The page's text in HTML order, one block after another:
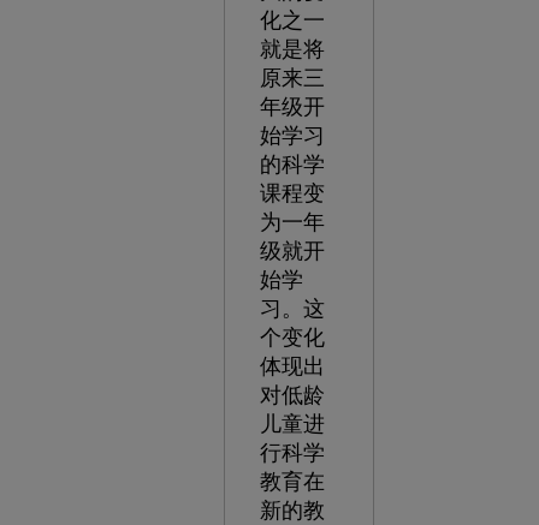
化之一
就是将
原来三
年级开
始学习
的科学
课程变
为一年
级就开
始学
习。这
个变化
体现出
对低龄
儿童进
行科学
教育在
新的教